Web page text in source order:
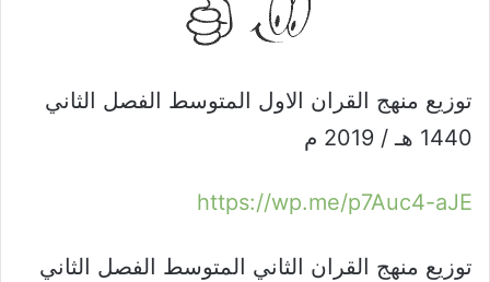
توزيع منهج القران الاول المتوسط الفصل الثاني
1440 هـ / 2019 م
https://wp.me/p7Auc4-aJE
توزيع منهج القران الثاني المتوسط الفصل الثاني